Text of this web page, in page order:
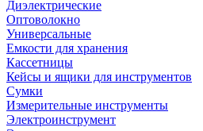
Диэлектрические
Оптоволокно
Универсальные
Емкости для хранения
Кассетницы
Кейсы и ящики для инструментов
Сумки
Измерительные инструменты
Электроинструмент